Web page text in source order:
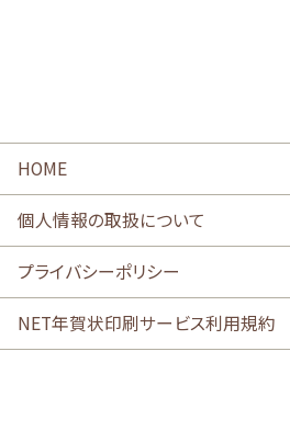
HOME
個人情報の取扱について
プライバシーポリシー
NET年賀状印刷サービス利用規約